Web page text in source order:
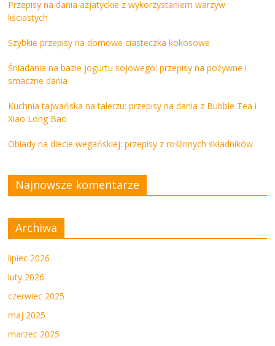
Przepisy na dania azjatyckie z wykorzystaniem warzyw
liściastych
Szybkie przepisy na domowe ciasteczka kokosowe
Śniadania na bazie jogurtu sojowego: przepisy na pożywne i
smaczne dania
Kuchnia tajwańska na talerzu: przepisy na dania z Bubble Tea i
Xiao Long Bao
Obiady na diecie wegańskiej: przepisy z roślinnych składników
Najnowsze komentarze
Archiwa
lipiec 2026
luty 2026
czerwiec 2025
maj 2025
marzec 2025